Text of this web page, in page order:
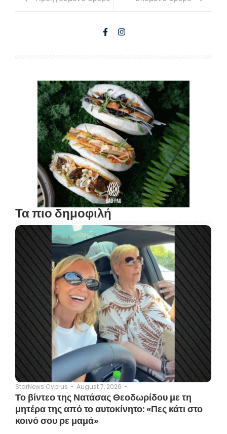
Τα πιο δημοφιλή
StarNews Cyprus - August 7, 2026 -
Το βίντεο της Νατάσας Θεοδωρίδου με τη
μητέρα της από το αυτοκίνητο: «Πες κάτι στο
κοινό σου ρε μαμά»